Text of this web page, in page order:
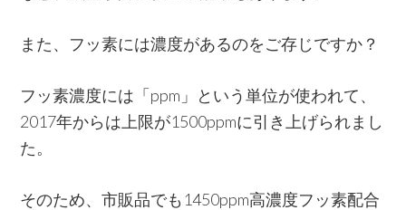
また、フッ素には濃度があるのをご存じですか？
フッ素濃度には「ppm」という単位が使われて、
2017年からは上限が1500ppmに引き上げられまし
た。
そのため、市販品でも1450ppm高濃度フッ素配合